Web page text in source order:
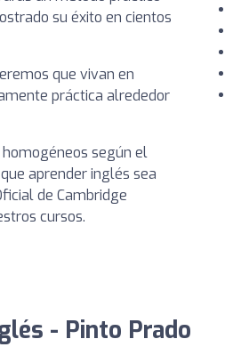
su éxito en cientos
que vivan en
práctica alrededor
según el
aprender inglés sea
de Cambridge
cursos.
- Pinto Prado